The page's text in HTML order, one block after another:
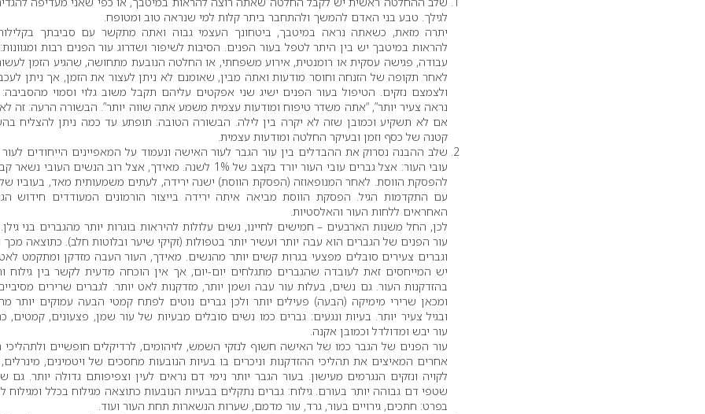
לגילך. טבע בני האדם להמשך ולהתחבר ביתר קלות למי שנראה טוב ומטופח.
יתרה מזאת, כשאתה נראה במיטבך, ביטחונך העצמי גבוה ואתה מתקשר עם סביבתך
להראות במיטבך יש בין היתר לטפל בעור הפנים. הסיבות לשיפור ושדרוג עור הפנים רבות ומגוונות:
עבודה, פגישה עסקית או רומנטית, אירוע משפחתי, או החלטה הנובעת מתחושה, שהגיע הזמן
לאחר תקופה של הזנחה וחוסר מודעות ואתה מבין, שאומנם לא ניתן לעצור את הזמן, אך ניתן
ולצמצם נזקים. הטיפול בעור הפנים ישיג שני אפקטים עליהם תקבל משוב גלוי וסמוי
נראה צעיר יותר”, “אתה משדר טיפוח ומודעות עצמית משמע אתה שווה יותר”. הבשורה הרעה: זה
אם לא תשקיע וכמובן שזה לא יקרה בין לילה. הבשורה הטובה: תופתע עד כמה ניתן להצליח
קטנה של כסף וזמן ובעיקר החלטה ומודעות עצמית.
שלב ההבנה נסרוק את ההבדלים בין עור הגבר לעור האישה ונעמוד על המאפיינים הייחודים לעור
עובי העור: אצל גברים עובי העור יורד בקצב של 1% לשנה. מאידך, אצל רוב הנשים העובי
להפסקת הווסת. לאחר המנופאוזה (הפסקת הווסת) ישנה ירידה, לעתים משמעותית מאד, בעוביו
עם התקדמות הגיל. הפסקת הווסת מביאה איתה ירידה בייצור הורמונים המעודדים חידוש
האחראים ללחות העור והאלסטיות.
לכן, החל משנות הארבעים – חמישים לחיינו, נשים עלולות להיראות בוגרות יותר מהגברים בני
עור הפנים של הגברים הוא עבה יותר ועשיר יותר בטפולות (זקיקי שיער ובלוטות חלב). כתוצאה מכך
וגברים צעירים סובלים מפצעי בגרות קשים יותר מהנשים. מאידך, העור העבה מזדקן ומתקמט לאט
יש המייחסים זאת לעובדה שהגברים מתגלחים יום-יום, אך אין הוכחה מדעית לקשר בין גילוח
בהזדקנות העור. גם נשים, בעלות עור עבה ושמן יותר, מזדקנות לאט יותר. לגברים שרירים
ומכאן שרירי מימיקה (הבעה) פעילים יותר ולכן גברים נוטים לפתח קמטי הבעה עמוקים יותר
ובגיל צעיר יותר. בעיות ונגעים: גברים כמו נשים סובלים מבעיות של עור שמן, פצעונים, קמטים,
עור יבש ומדולדל וכמובן אקנה.
עור הפנים של הגבר כמו של האישה חשוף לנזקי השמש, לזיהומים, לרדיקלים חופשיים ולתהליכי
אחרים המאיצים את תהליכי ההזדקנות וניכרים בו בעיות הנובעות מחסכים של ויטמינים, מינרלים,
לקויה ונזקים הנגרמים מעישון. בעור הגבר יותר נימי דם נראים לעין וצפיפותם גדולה יותר. גם
שטפי דם גבוהה יותר בעורם. גילוח: גברים נתקלים בבעיות הנובעות כתוצאה מגילוח בכלל ומגילוח
בפרט: חתכים, גירויים בעור, גרד, עור מדמם, שערות הנשארות תחת העור ועוד.